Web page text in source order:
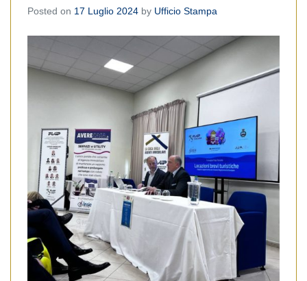
Posted on 17 Luglio 2024 by Ufficio Stampa